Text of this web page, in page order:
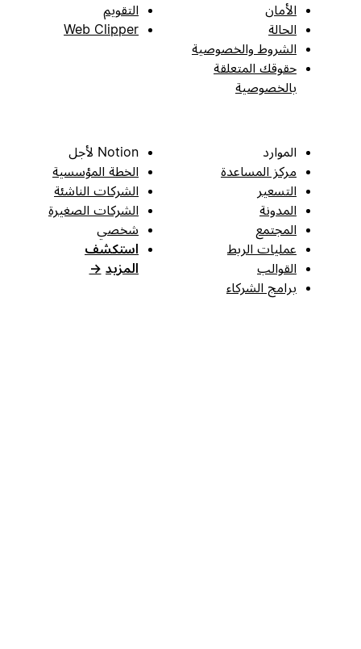
الأمان
الحالة
الشروط والخصوصية
حقوقك المتعلقة
بالخصوصية
التقويم
Web Clipper
الموارد
مركز المساعدة
التسعير
المدونة
المجتمع
عمليات الربط
القوالب
برامج الشركاء
Notion لأجل
الخطة المؤسسية
الشركات الناشئة
الشركات الصغيرة
شخصي
استكشف
المزيد →